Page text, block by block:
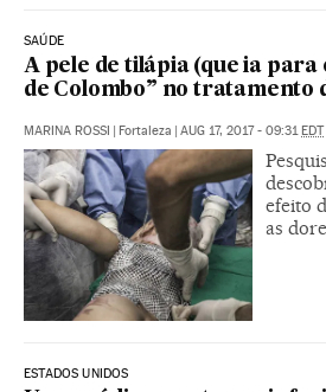
SAÚDE
A pele de tilápia (que ia para
de Colombo” no tratamento
MARINA ROSSI Fortaleza AUG 17, 2017 - 09:31 EDT
efeito
as
ESTADOS UNIDOS